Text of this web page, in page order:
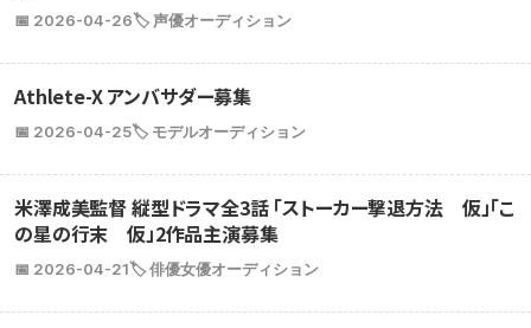
📅 2026-04-26🏷️ 声優オーディション
Athlete-X アンバサダー募集
📅 2026-04-25🏷️ モデルオーディション
米澤成美監督 縦型ドラマ全3話 「ストーカー撃退方法 仮」「こ
の星の行末 仮」2作品主演募集
📅 2026-04-21🏷️ 俳優女優オーディション